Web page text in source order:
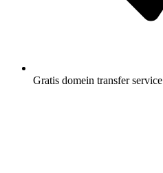
Gratis domein transfer service